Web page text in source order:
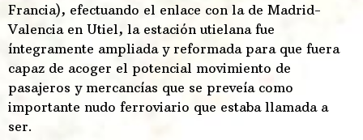
Francia), efectuando el enlace con la de Madrid-
Valencia en Utiel, la estación utielana fue
íntegramente ampliada y reformada para que fuera
capaz de acoger el potencial movimiento de
pasajeros y mercancías que se preveía como
importante nudo ferroviario que estaba llamada a
ser.